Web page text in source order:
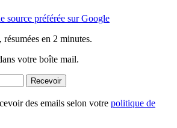
source préférée sur Google
résumées en 2 minutes.
votre boîte mail.
Recevoir
des emails selon votre politique de